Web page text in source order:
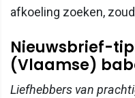
afkoeling zoeken,
Nieuwsbrief-
(Vlaamse)
Liefhebbers van